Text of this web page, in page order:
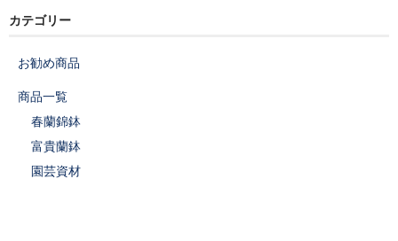
カテゴリー
お勧め商品
商品一覧
春蘭錦鉢
富貴蘭鉢
園芸資材